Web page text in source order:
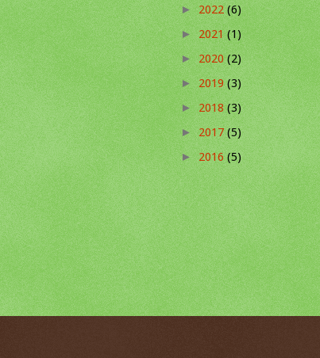
►2022(6)
►2021(1)
►2020(2)
►2019(3)
►2018(3)
►2017(5)
►2016(5)